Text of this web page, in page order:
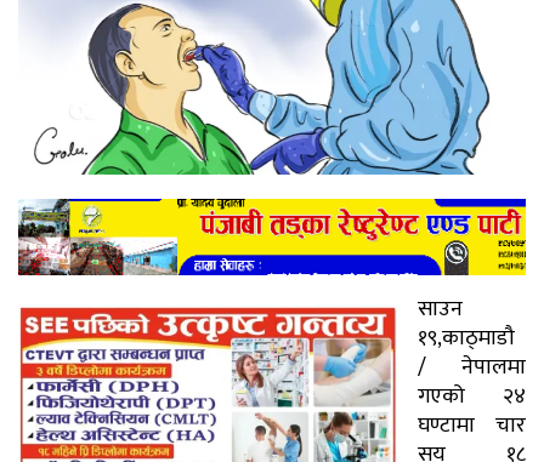
साउन
१९,काठ्माडौ
/ नेपालमा
गएको २४
घण्टामा चार